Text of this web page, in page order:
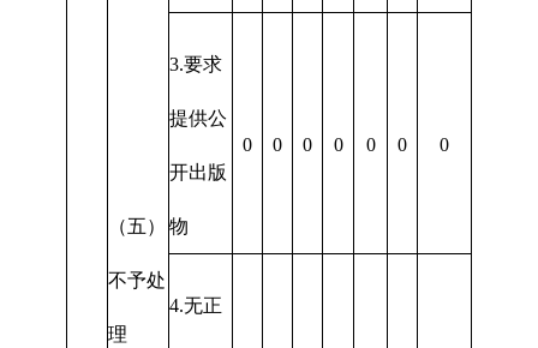
（五）
不予处
理
3.要求
提供公
开出版
物
0 0 0 0 0 0 0
4.无正